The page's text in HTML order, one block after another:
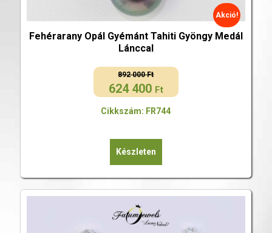
Fehérarany Opál Gyémánt Tahiti Gyöngy Medál
Lánccal
892 000Ft
Original
was:
000 Ft.
624 400 Ft
Current
is:
400 Ft.
Akció!
Cikkszám: FR744
Készleten